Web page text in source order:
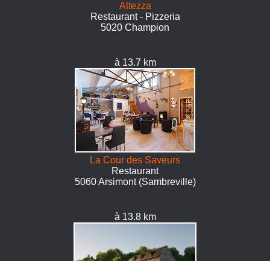
Altezza
Restaurant - Pizzeria
5020 Champion
à 13.7 km
La Cour des Saveurs
Restaurant
5060 Arsimont (Sambreville)
à 13.8 km